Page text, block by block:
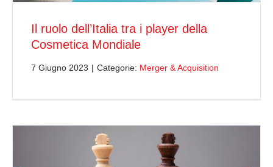
Il ruolo dell’Italia tra i player della
Cosmetica Mondiale
7 Giugno 2023 | Categorie: Merger & Acquisition